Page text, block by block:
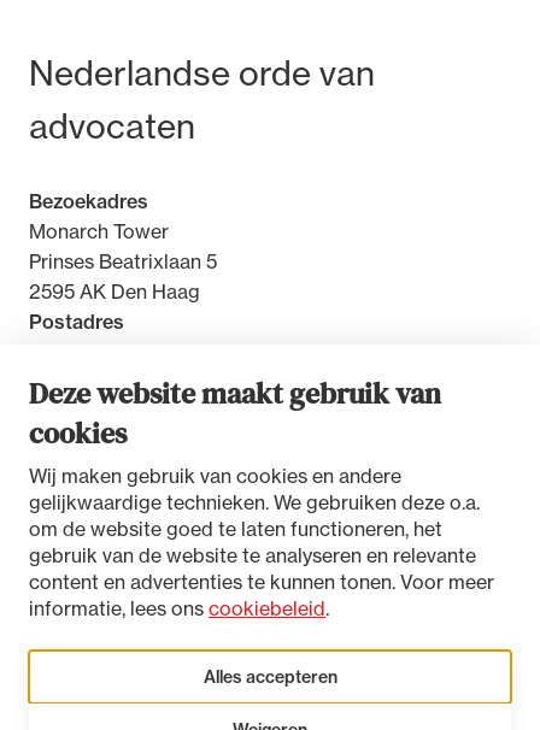
Deze website maakt gebruik van
cookies
Wij maken gebruik van cookies en andere
gelijkwaardige technieken. We gebruiken deze o.a.
om de website goed te laten functioneren, het
gebruik van de website te analyseren en relevante
content en advertenties te kunnen tonen. Voor meer
informatie, lees ons cookiebeleid.
Alles accepteren
Bezoek- en postadres
Nederlandse orde van
advocaten
Bezoekadres
Monarch Tower
Prinses Beatrixlaan 5
2595 AK Den Haag
Postadres
2500 GW Den Haag
Toegankelijkheidsverklaring
Disclaimer